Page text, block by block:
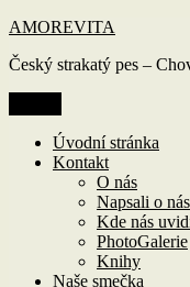
Přejít
obsahu
AMOREVITA
Český strakatý pes –
Úvodní stránka
Kontakt
O nás
Napsali o nás
Kde nás
PhotoGalerie
Knihy
Naše smečka